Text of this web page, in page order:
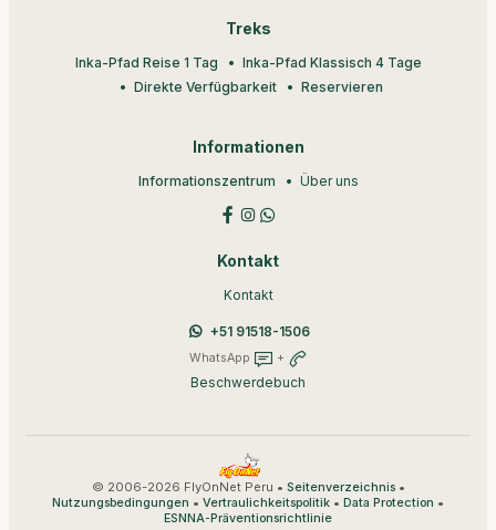
Treks
Inka-Pfad Reise 1 Tag
Inka-Pfad Klassisch 4 Tage
Direkte Verfügbarkeit
Reservieren
Informationen
Informationszentrum Über uns
Kontakt
Kontakt
+51 91518-1506
WhatsApp +
Beschwerdebuch
© 2006-2026 FlyOnNet Peru • Seitenverzeichnis•
Nutzungsbedingungen • Vertraulichkeitspolitik • Data Protection •
ESNNA-Präventionsrichtlinie